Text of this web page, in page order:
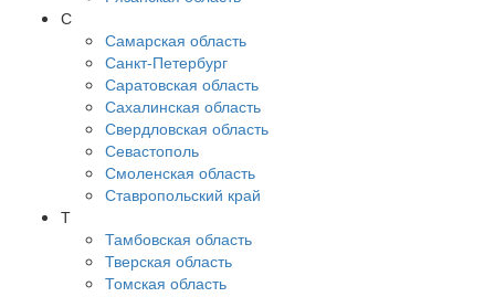
С
Самарская область
Санкт-Петербург
Саратовская область
Сахалинская область
Свердловская область
Севастополь
Смоленская область
Ставропольский край
Т
Тамбовская область
Тверская область
Томская область